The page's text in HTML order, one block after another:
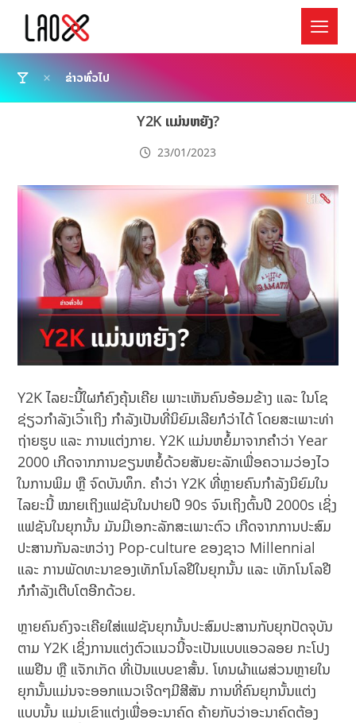
ຂ່າວທົ່ວໄປ
Y2K ແມ່ນຫຍັງ?
23/01/2023
Y2K ໄລຍະນີ້ໃຜກໍຄົງຄຸ້ນເຄີຍ ເພາະເຫັນຄົນອ້ອມຂ້າງ ແລະ ໃນໂຊ
ຊ່ຽວກຳລັງເວົ້າເຖິງ ກຳລັງເປັນທີ່ນິຍົມເລີຍກໍວ່າໄດ້ ໂດຍສະເພາະທ່າ
ຖ່າຍຮູບ ແລະ ການແຕ່ງກາຍ. Y2K ແມ່ນຫຍໍ້ມາຈາກຄໍາວ່າ Year
2000 ເກີດຈາກການຂຽນຫຍໍ້ດ້ວຍສັນຍະລັກເພື່ອຄວາມວ່ອງໄວ
ໃນການພິມ ຫຼື ຈົດບັນທຶກ. ຄຳວ່າ Y2K ທີ່ຫຼາຍຄົນກໍາລັງນິຍົມໃນ
ໄລຍະນີ້ ໝາຍເຖິງແຟຊັນໃນປາຍປີ 90s ຈົນເຖິງຕົ້ນປີ 2000s ເຊິ່ງ
ແຟຊັນໃນຍຸກນັ້ນ ມັນມີເອກະລັກສະເພາະຕົວ ເກີດຈາກການປະສົມ
ປະສານກັນລະຫວ່າງ Pop-culture ຂອງຊາວ Millennial
ແລະ ການພັດທະນາຂອງເທັກໂນໂລຢີໃນຍຸກນັ້ນ ແລະ ເທັກໂນໂລຢີ
ກໍກໍາລັງເຕີບໂຕອີກດ້ວຍ.
ຫຼາຍຄົນຄົງຈະເຄີຍໃສ່ແຟຊັນຍຸກນັ້ນປະສົມປະສານກັບຍຸກປັດຈຸບັນ
ຕາມ Y2K ເຊິ່ງການແຕ່ງຕົວແນວນີ້ຈະເປັນແບບແອວລອຍ ກະໂປງ
ແພຢີນ ຫຼື ແຈັກເກັດ ທີ່ເປັນແບບຂາສັ້ນ. ໂທນຜ້າແຜສ່ວນຫຼາຍໃນ
ຍຸກນັ້ນແມ່ນຈະອອກແນວເຈີດໆມີສີສັນ ການທີ່ຄົນຍຸກນັ້ນແຕ່ງ
ແບບນັ້ນ ແມ່ນເຂົາແຕ່ງເພື່ອອະນາຄົດ ຄ້າຍກັບວ່າອະນາຄົດຕ້ອງ